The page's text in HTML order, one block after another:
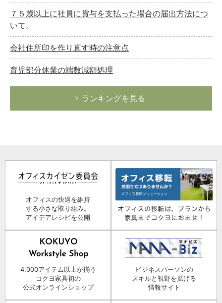
７５歳以上に社員に賞与を支払った場合の届出方法につ
いて。
会社住所印を作り直す時の注意点
育児部分休業の端数減額処理
ランキングを見る
オフィスの快適を維持
する小さな取り組み。
アイデアレシピを公開
4,000アイテム以上が揃う
コクヨ家具初の
公式オンラインショップ
ビジネスパーソンの
スキルと視野を拡げる
情報サイト